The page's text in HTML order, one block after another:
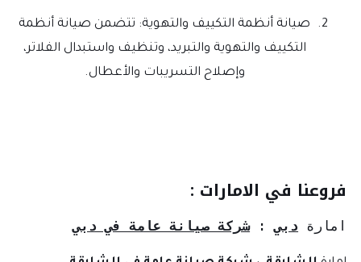
صيانة أنظمة التكييف والتهوية: تتضمن صيانة أنظمة
التكييف والتهوية والتبريد، وتنظيف واستبدال الفلاتر،
وإصلاح التسريبات والأعطال.
فروعنا في الامارات :
امارة دبي : شركة صيانة عامة في دبي